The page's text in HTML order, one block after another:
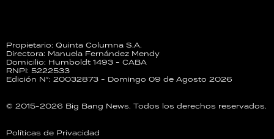
Propietario: Quinta Columna S.A.
Directora: Manuela Fernández Mendy
Domicilio: Humboldt 1493 - CABA
RNPI: 5222533
Edición N°: 20032873 - Domingo 09 de Agosto 2026
© 2015-2026 Big Bang News. Todos los derechos reservados.
Políticas de Privacidad